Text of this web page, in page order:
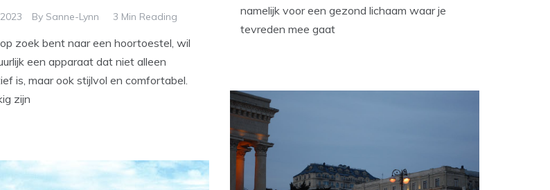
namelijk voor een gezond lichaam waar je
tevreden mee gaat
By Sanne-Lynn 3 Min Reading
zoek bent naar een hoortoestel, wil
een apparaat dat niet alleen
is, maar ook stijlvol en comfortabel.
zijn